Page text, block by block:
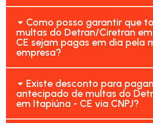
Como posso garantir que
multas do Detran/Ciretran
CE sejam pagas em dia pela
empresa?
Existe desconto para
antecipado de multas do
em Itapiúna - CE via CNPJ?